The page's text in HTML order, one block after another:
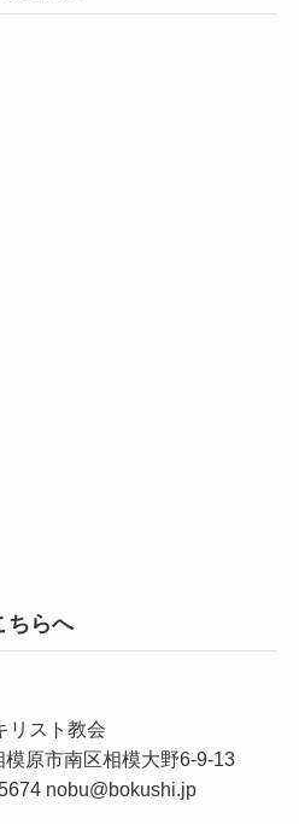
ちらへ
リスト教会
原市南区相模大野6-9-13
nobu@bokushi.jp